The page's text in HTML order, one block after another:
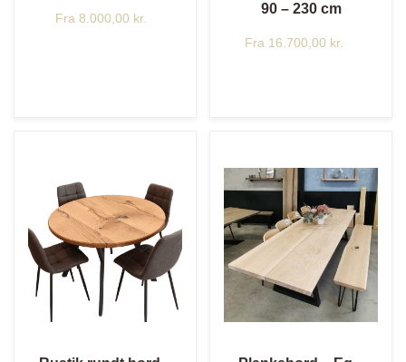
Fra8.000,00 kr.
90 – 230 cm
Fra 16.700,00 kr.